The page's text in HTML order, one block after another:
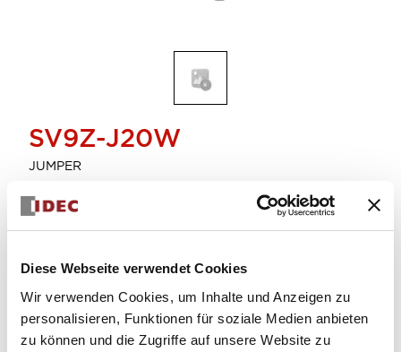
Diese Webseite verwendet Cookies
Wir verwenden Cookies, um Inhalte und Anzeigen zu
personalisieren, Funktionen für soziale Medien anbieten
zu können und die Zugriffe auf unsere Website zu
SV9Z-J20W
JUMPER
Menge auswählen
zum Zitat hinzufügen